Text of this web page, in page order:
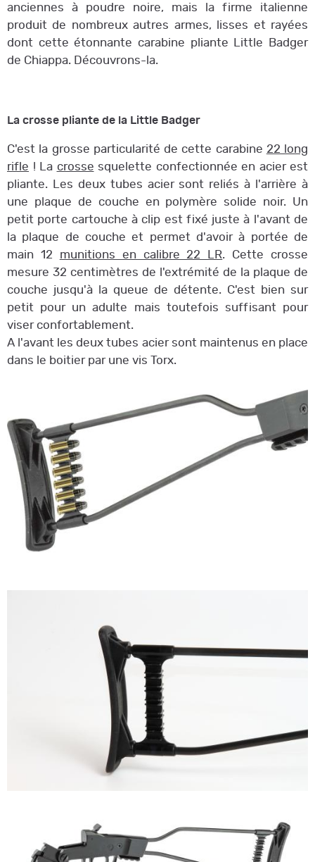
anciennes à poudre noire, mais la firme italienne
produit de nombreux autres armes, lisses et rayées
dont cette étonnante carabine pliante Little Badger
de Chiappa. Découvrons-la.
La crosse pliante de la Little Badger
C'est la grosse particularité de cette carabine 22 long
rifle ! La crosse squelette confectionnée en acier est
pliante. Les deux tubes acier sont reliés à l'arrière à
une plaque de couche en polymère solide noir. Un
petit porte cartouche à clip est fixé juste à l'avant de
la plaque de couche et permet d'avoir à portée de
main 12 munitions en calibre 22 LR. Cette crosse
mesure 32 centimètres de l'extrémité de la plaque de
couche jusqu'à la queue de détente. C'est bien sur
petit pour un adulte mais toutefois suffisant pour
viser confortablement.
A l'avant les deux tubes acier sont maintenus en place
dans le boitier par une vis Torx.